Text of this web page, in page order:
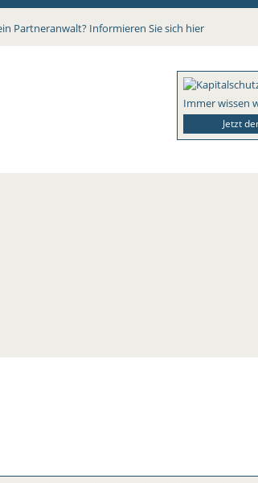
Partneranwalt? Informieren Sie sich hier
Immer wissen
Jetzt